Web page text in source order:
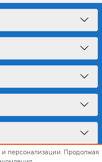
персонализации. Продолжая